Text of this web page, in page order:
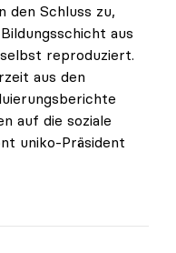
den Schluss zu,
aus
reproduziert.
aus den
auf die soziale
uniko-Präsident
im